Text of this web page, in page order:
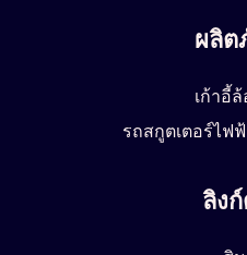
ผลิ
เก้าอี้
รถสกูตเตอร์ไฟ
ลิง